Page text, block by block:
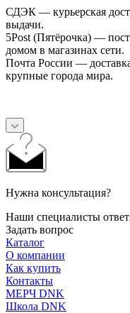
СДЭК — курьерская
выдачи.
5Post (Пятёрочка) —
домом в магазинах сети.
Почта России —
крупные города мира.
Нужна консультация?
Наши специалисты
Задать вопрос
Каталог
О компании
Как купить
Контакты
МЕРЧ DNK
Школа DNK